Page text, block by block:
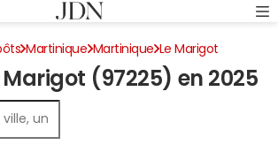
Martinique Martinique Le Marigot
(97225) en 2025